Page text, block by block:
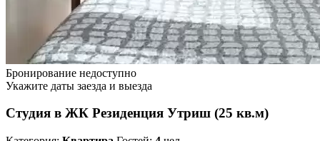
Бронирование недоступно
Укажите даты заезда и выезда
Студия в ЖК Резиденция Утриш (25 кв.м)